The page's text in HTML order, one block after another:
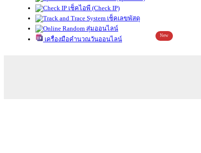
เช็คไอพี (Check IP)
เช็คเลขพัสดุ
สุ่มออนไลน์
เครื่องมือคำนวณวันออนไลน์
New